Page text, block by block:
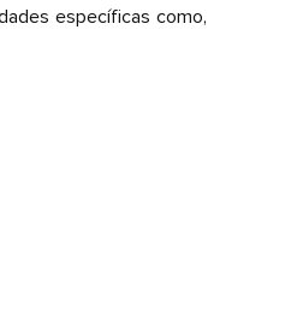
específicas como,